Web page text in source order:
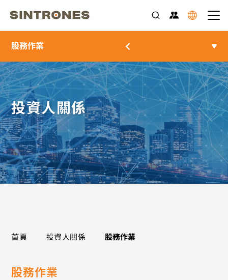
投資人關係
首頁 投資人關係 股務作業
股務作業
股務作業